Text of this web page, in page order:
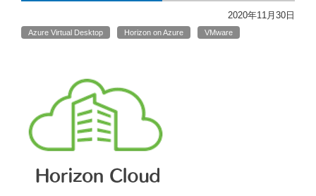
2020年11月30日
Azure Virtual Desktop Horizon on Azure VMware